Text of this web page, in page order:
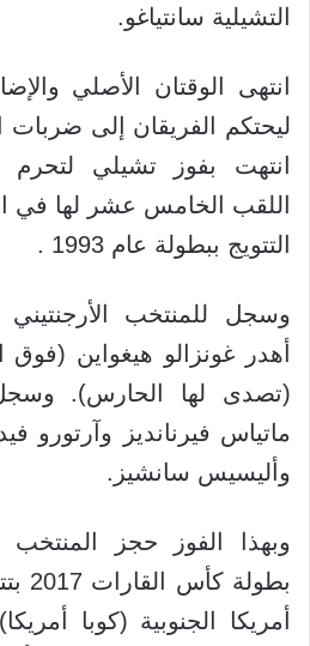
التشيلية سانتياغو.
انتهى الوقتان الأصلي
ليحتكم الفريقان إلى ضربات
انتهت بفوز تشيلي لتحرم
اللقب الخامس عشر لها في
التتويج ببطولة عام 1993 .
وسجل للمنتخب الأرجنتيني
أهدر غونزالو هيغواين (فوق
(تصدى لها الحارس).
ماتياس فيرنانديز وآرتورو
وأليسيس سانشيز.
وبهذا الفوز حجز
أمريكا الجنوبية (كوبا